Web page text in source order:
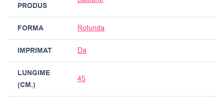
PRODUS
FORMA Rotunda
IMPRIMAT Da
LUNGIME
(CM.)
45